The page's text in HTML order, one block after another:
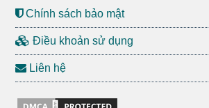
Chính sách bảo mật
Điều khoản sử dụng
Liên hệ